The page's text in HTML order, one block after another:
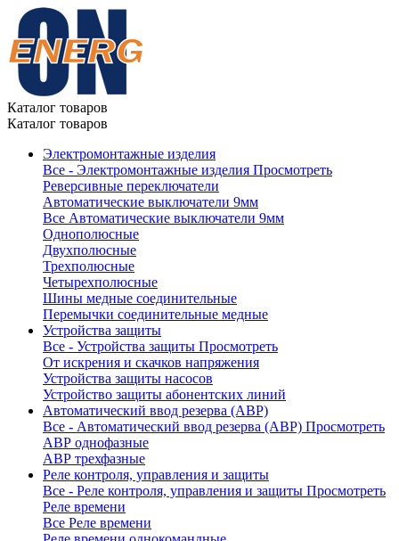
Каталог товаров
Каталог товаров
Электромонтажные изделия
Все - Электромонтажные изделия Просмотреть
Реверсивные переключатели
Автоматические выключатели 9мм
Все Автоматические выключатели 9мм
Однополюсные
Двухполюсные
Трехполюсные
Четырехполюсные
Шины медные соединительные
Перемычки соединительные медные
Устройства защиты
Все - Устройства защиты Просмотреть
От искрения и скачков напряжения
Устройства защиты насосов
Устройство защиты абонентских линий
Автоматический ввод резерва (АВР)
Все - Автоматический ввод резерва (АВР) Просмотреть
АВР однофазные
АВР трехфазные
Реле контроля, управления и защиты
Все - Реле контроля, управления и защиты Просмотреть
Реле времени
Все Реле времени